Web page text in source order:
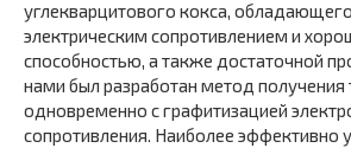
углекварцитового кокса,
электрическим сопротивлением и
способностью, а также достаточной
нами был разра­ботан метод получения
одновременно с графитизацией
сопротивления. Наиболее эффективно